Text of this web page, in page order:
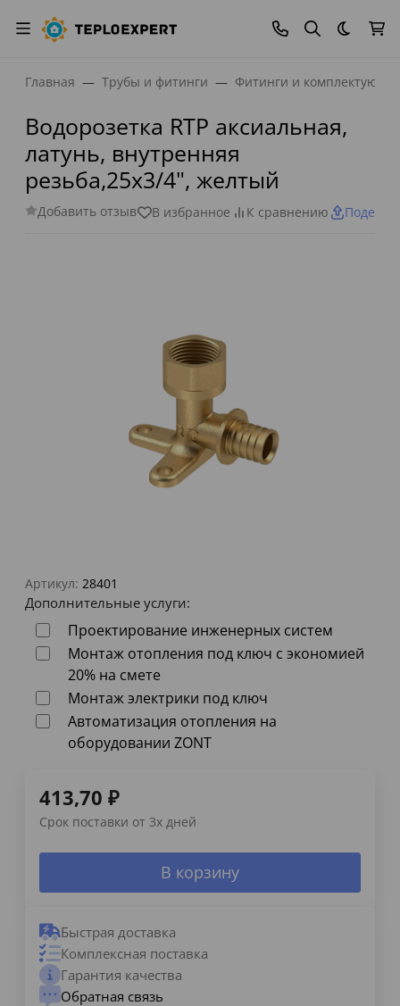
Темная
Главная Трубы и фитинги Фитинги и
Водорозетка RTP аксиальная,
латунь, внутренняя
резьба,25х3/4", желтый
Добавить отзыв В избранное К сравнению
Артикул: 28401
Дополнительные услуги:
Проектирование инженерных систем
Монтаж отопления под ключ с экономией
20% на смете
Монтаж электрики под ключ
Автоматизация отопления на
оборудовании ZONT
413,70 ₽
Срок поставки от 3х дней
В корзину
Быстрая доставка
Комплексная поставка
Гарантия качества
Обратная связь